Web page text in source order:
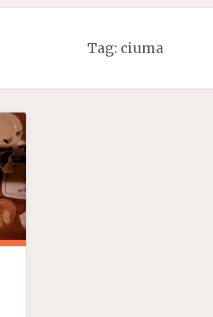
Tag: ciuma